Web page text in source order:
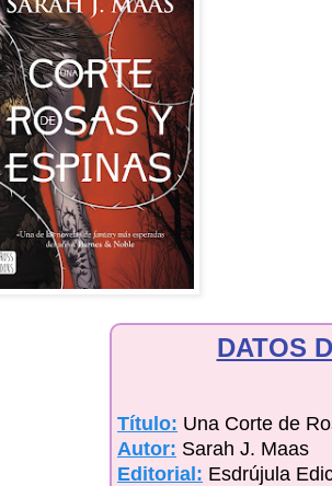
DATOS
Título: Una Corte de
Autor: Sarah J. Maas
Editorial: Esdrújula